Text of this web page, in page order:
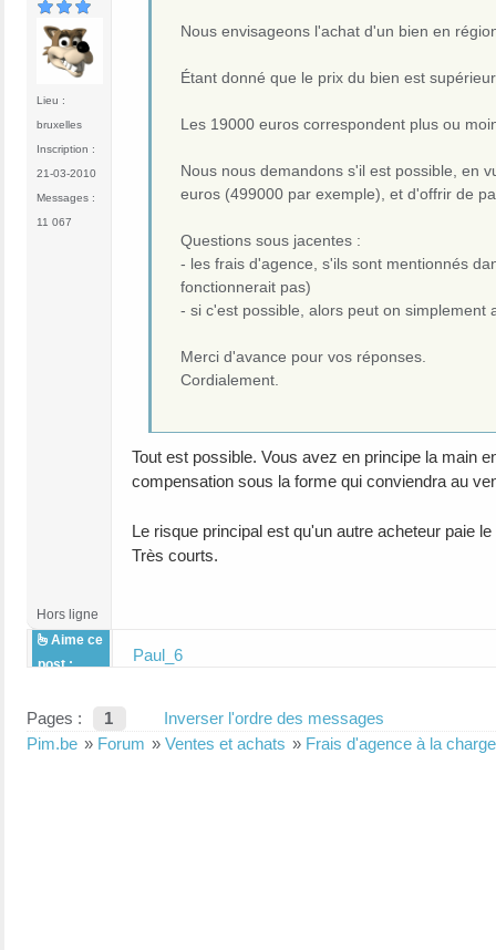
Lieu :
bruxelles
Inscription :
21-03-2010
Messages :
11 067
Nous envisageons l'achat d'un bien en
Étant donné que le prix du bien est
Les 19000 euros correspondent plus ou
Nous nous demandons s'il est possible, en
euros (499000 par exemple), et d'offrir de
Questions sous jacentes :
- les frais d'agence, s'ils sont mentionnés
fonctionnerait pas)
- si c'est possible, alors peut on simplement
Merci d'avance pour vos réponses.
Cordialement.
Tout est possible. Vous avez en principe la main
compensation sous la forme qui conviendra au
Le risque principal est qu'un autre acheteur paie
Très courts.
Hors ligne
Aime ce
post :
Paul_6
Pages : 1
Inverser l'ordre des messages
Pim.be » Forum » Ventes et achats » Frais d'agence à la